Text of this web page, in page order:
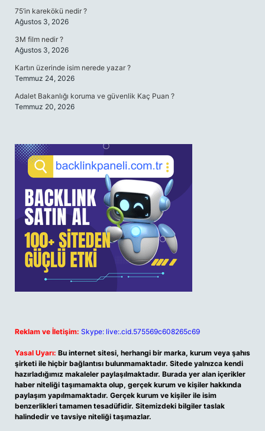
75’in karekökü nedir ?
Ağustos 3, 2026
3M film nedir ?
Ağustos 3, 2026
Kartın üzerinde isim nerede yazar ?
Temmuz 24, 2026
Adalet Bakanlığı koruma ve güvenlik Kaç Puan ?
Temmuz 20, 2026
Reklam ve İletişim: Skype: live:.cid.575569c608265c69
Yasal Uyarı: Bu internet sitesi, herhangi bir marka, kurum veya şahıs
şirketi ile hiçbir bağlantısı bulunmamaktadır. Sitede yalnızca kendi
hazırladığımız makaleler paylaşılmaktadır. Burada yer alan içerikler
haber niteliği taşımamakta olup, gerçek kurum ve kişiler hakkında
paylaşım yapılmamaktadır. Gerçek kurum ve kişiler ile isim
benzerlikleri tamamen tesadüfidir. Sitemizdeki bilgiler taslak
halindedir ve tavsiye niteliği taşımazlar.